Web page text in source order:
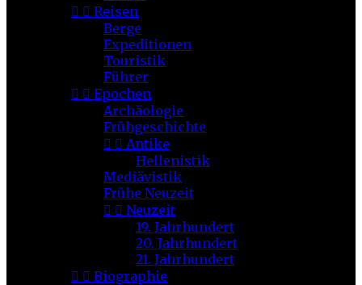
  Reisen
Berge
Expeditionen
Touristik
Führer
  Epochen
Archäologie
Frühgeschichte
  Antike
Hellenistik
Mediävistik
Frühe Neuzeit
  Neuzeit
19. Jahrhundert
20. Jahrhundert
21. Jahrhundert
  Biographie